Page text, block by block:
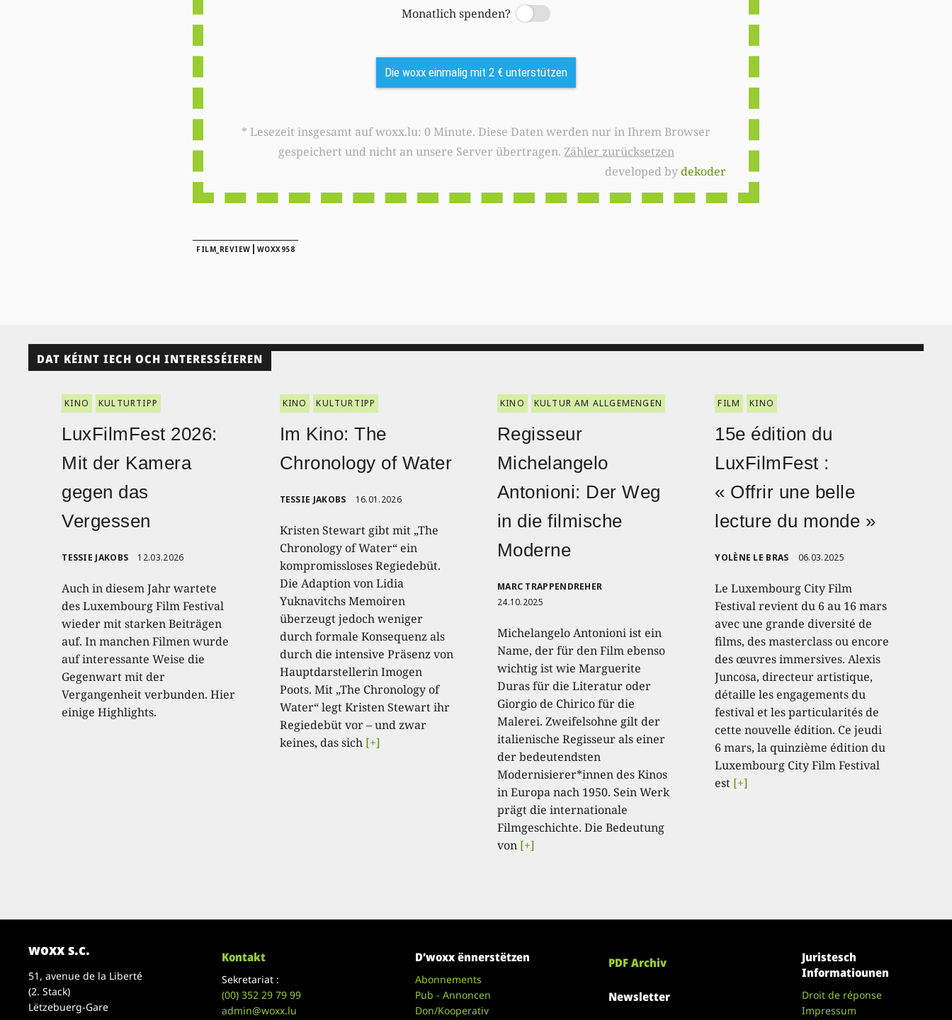
Monatlich spenden?
Switch
Die woxx einmalig mit 2 € unterstützen
* Lesezeit insgesamt auf woxx.lu: 0 Minute. Diese Daten werden nur in Ihrem Browser
gespeichert und nicht an unsere Server übertragen. Zähler zurücksetzen
developed bydekoder
FILM_REVIEW | WOXX958
DAT KÉINT IECH OCH INTERESSÉIEREN
KINO KULTURTIPP
LuxFilmFest 2026:
Mit der Kamera
gegen das
Vergessen
TESSIE JAKOBS 12.03.2026
Auch in diesem Jahr wartete
des Luxembourg Film Festival
wieder mit starken Beiträgen
auf. In manchen Filmen wurde
auf interessante Weise die
Gegenwart mit der
Vergangenheit verbunden. Hier
einige Highlights.
KINO KULTURTIPP
Im Kino: The
Chronology of Water
TESSIE JAKOBS 16.01.2026
Kristen Stewart gibt mit „The
Chronology of Water“ ein
kompromissloses Regiedebüt.
Die Adaption von Lidia
Yuknavitchs Memoiren
überzeugt jedoch weniger
durch formale Konsequenz als
durch die intensive Präsenz von
Hauptdarstellerin Imogen
Poots. Mit „The Chronology of
Water“ legt Kristen Stewart ihr
Regiedebüt vor – und zwar
keines, das sich [+]
KINO KULTUR AM ALLGEMENGEN
Regisseur
Michelangelo
Antonioni: Der Weg
in die filmische
Moderne
MARC TRAPPENDREHER
24.10.2025
Michelangelo Antonioni ist ein
Name, der für den Film ebenso
wichtig ist wie Marguerite
Duras für die Literatur oder
Giorgio de Chirico für die
Malerei. Zweifelsohne gilt der
italienische Regisseur als einer
der bedeutendsten
Modernisierer*innen des Kinos
in Europa nach 1950. Sein Werk
prägt die internationale
Filmgeschichte. Die Bedeutung
von [+]
FILM KINO
15e édition du
LuxFilmFest :
« Offrir une belle
lecture du monde »
YOLÈNE LE BRAS 06.03.2025
Le Luxembourg City Film
Festival revient du 6 au 16 mars
avec une grande diversité de
films, des masterclass ou encore
des œuvres immersives. Alexis
Juncosa, directeur artistique,
détaille les engagements du
festival et les particularités de
cette nouvelle édition. Ce jeudi
6 mars, la quinzième édition du
Luxembourg City Film Festival
est [+]
woxx s.c.
51, avenue de la Liberté
(2. Stack)
Lëtzebuerg-Gare
Kontakt
Sekretariat :
(00)352 29 79 99
admin@woxx.lu
D’woxx ënnerstëtzen
Abonnements
Pub - Annoncen
Don/Kooperativ
PDF Archiv
Newsletter
Juristesch
Informatiounen
Droit de réponse
Impressum